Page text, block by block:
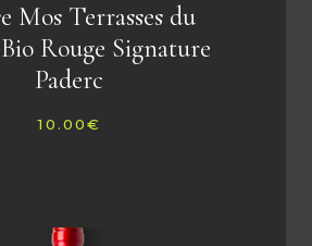
Mos Terrasses du
Rouge Signature
Paderc
10.00€